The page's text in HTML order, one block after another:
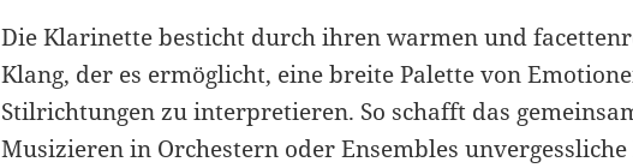
Die Klarinette besticht durch ihren warmen und
Klang, der es ermöglicht, eine breite Palette von
Stilrichtungen zu interpretieren. So schafft das
Musizieren in Orchestern oder Ensembles